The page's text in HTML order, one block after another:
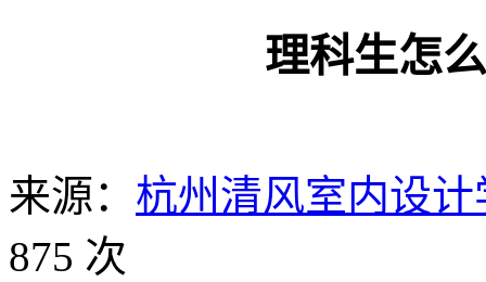
理科生怎
来源： 杭州清风室内设计
875 次